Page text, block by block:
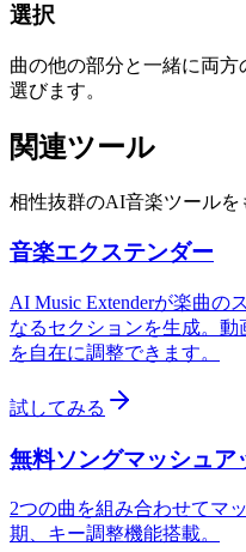
選択
曲の他の部分と一緒に両
選びます。
関連ツール
相性抜群のAI音楽ツールを
音楽エクステンダー
AI Music Extenderが楽曲の
なるセクションを生成。
を自在に調整できます。
試してみる
無料ソングマッシュア
2つの曲を組み合わせてマ
期、キー調整機能搭載。